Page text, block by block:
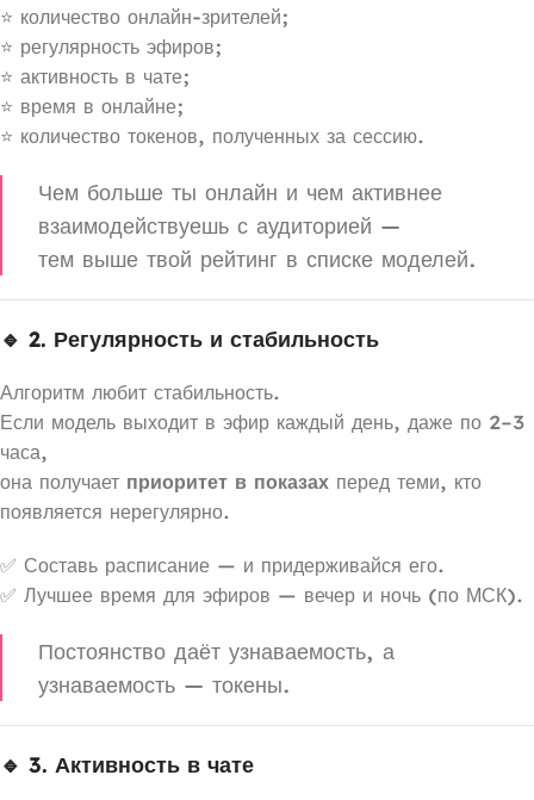
⭐ количество онлайн-зрителей;
⭐ регулярность эфиров;
⭐ активность в чате;
⭐ время в онлайне;
⭐ количество токенов, полученных за сессию.
Чем больше ты онлайн и чем активнее
взаимодействуешь с аудиторией —
тем выше твой рейтинг в списке моделей.
🔹 2. Регулярность и стабильность
Алгоритм любит стабильность.
Если модель выходит в эфир каждый день, даже по 2–3
часа,
она получает приоритет в показах перед теми, кто
появляется нерегулярно.
✅ Составь расписание — и придерживайся его.
✅ Лучшее время для эфиров — вечер и ночь (по МСК).
Постоянство даёт узнаваемость, а
узнаваемость — токены.
🔹 3. Активность в чате